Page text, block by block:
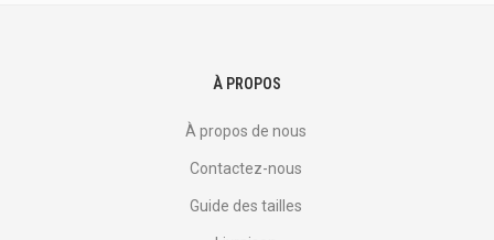
À PROPOS
À propos de nous
Contactez-nous
Guide des tailles